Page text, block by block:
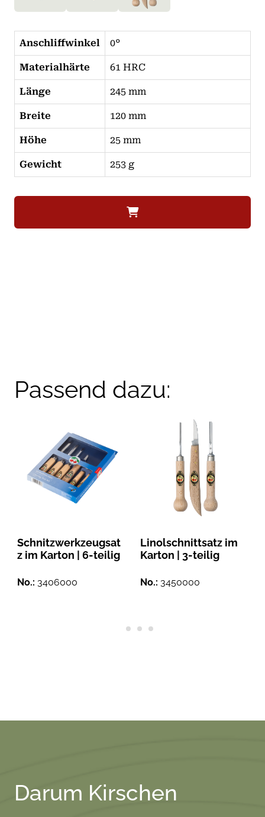
Anschliffwinkel 0°
Materialhärte 61 HRC
Länge 245 mm
Breite 120 mm
Höhe 25 mm
Gewicht 253 g
Passend dazu:
Schnitzwerkzeugsat
z im Karton | 6-teilig
No.: 3406000
Linolschnittsatz im
Karton | 3-teilig
No.: 3450000
Darum Kirschen